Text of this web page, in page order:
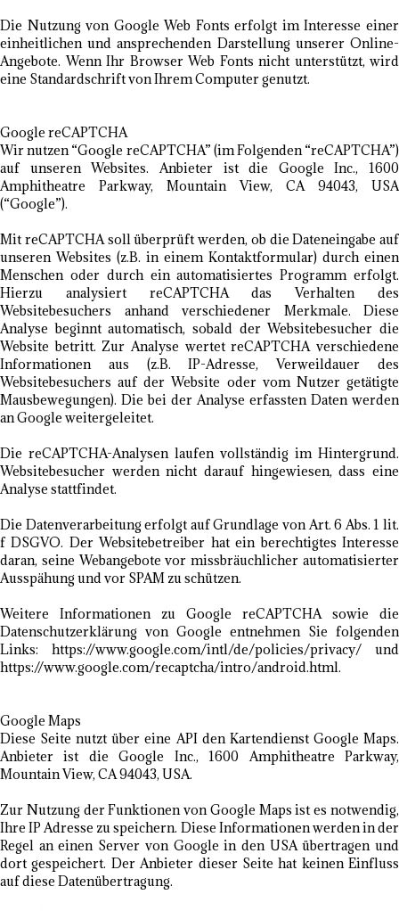
Die Nutzung von Google Web Fonts erfolgt im Interesse einer
einheitlichen und ansprechenden Darstellung unserer Online-
Angebote. Wenn Ihr Browser Web Fonts nicht unterstützt, wird
eine Standardschrift von Ihrem Computer genutzt.
Google reCAPTCHA
Wir nutzen “Google reCAPTCHA” (im Folgenden “reCAPTCHA”)
auf unseren Websites. Anbieter ist die Google Inc., 1600
Amphitheatre Parkway, Mountain View, CA 94043, USA
(“Google”).
Mit reCAPTCHA soll überprüft werden, ob die Dateneingabe auf
unseren Websites (z.B. in einem Kontaktformular) durch einen
Menschen oder durch ein automatisiertes Programm erfolgt.
Hierzu analysiert reCAPTCHA das Verhalten des
Websitebesuchers anhand verschiedener Merkmale. Diese
Analyse beginnt automatisch, sobald der Websitebesucher die
Website betritt. Zur Analyse wertet reCAPTCHA verschiedene
Informationen aus (z.B. IP-Adresse, Verweildauer des
Websitebesuchers auf der Website oder vom Nutzer getätigte
Mausbewegungen). Die bei der Analyse erfassten Daten werden
an Google weitergeleitet.
Die reCAPTCHA-Analysen laufen vollständig im Hintergrund.
Websitebesucher werden nicht darauf hingewiesen, dass eine
Analyse stattfindet.
Die Datenverarbeitung erfolgt auf Grundlage von Art. 6 Abs. 1 lit.
f DSGVO. Der Websitebetreiber hat ein berechtigtes Interesse
daran, seine Webangebote vor missbräuchlicher automatisierter
Ausspähung und vor SPAM zu schützen.
Weitere Informationen zu Google reCAPTCHA sowie die
Datenschutzerklärung von Google entnehmen Sie folgenden
Links: https://www.google.com/intl/de/policies/privacy/ und
https://www.google.com/recaptcha/intro/android.html.
Google Maps
Diese Seite nutzt über eine API den Kartendienst Google Maps.
Anbieter ist die Google Inc., 1600 Amphitheatre Parkway,
Mountain View, CA 94043, USA.
Zur Nutzung der Funktionen von Google Maps ist es notwendig,
Ihre IP Adresse zu speichern. Diese Informationen werden in der
Regel an einen Server von Google in den USA übertragen und
dort gespeichert. Der Anbieter dieser Seite hat keinen Einfluss
auf diese Datenübertragung.